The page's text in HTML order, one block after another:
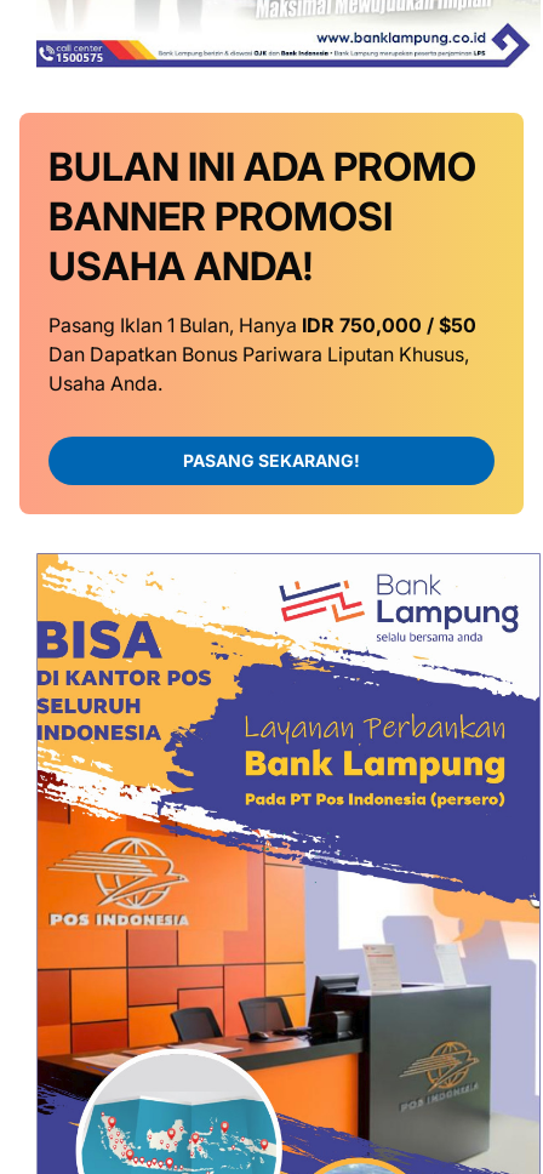
BULAN INI ADA PROMO
BANNER PROMOSI
USAHA ANDA!
Pasang Iklan 1 Bulan, Hanya IDR 750,000 / $50
Dan Dapatkan Bonus Pariwara Liputan Khusus,
Usaha Anda.
PASANG SEKARANG!